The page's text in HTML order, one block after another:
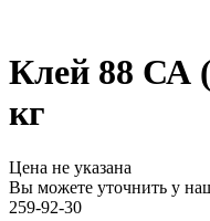
Клей 88 СА
кг
Цена не указана
Вы можете уточнить у
259-92-30